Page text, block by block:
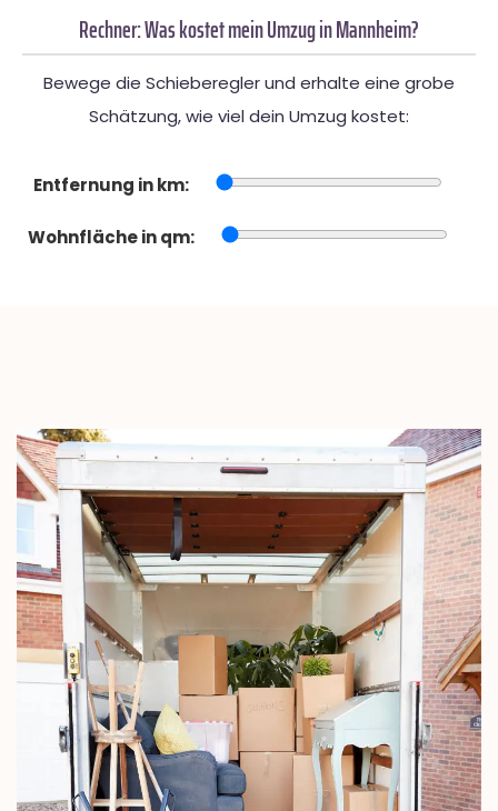
Rechner: Was kostet mein Umzug in Mannheim?
Bewege die Schieberegler und erhalte eine grobe
Schätzung, wie viel dein Umzug kostet:
Entfernung in km:
Wohnfläche in qm: